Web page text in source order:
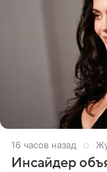
16 часов назад
Инсайдер